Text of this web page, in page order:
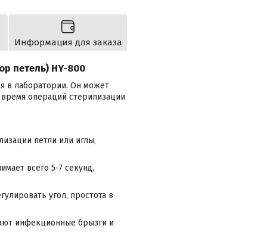
Информация для заказа
петель) HY-800
в лаборатории. Он может
операций стерилизации
петли или иглы,
всего 5-7 секунд,
угол, простота в
инфекционные брызги и